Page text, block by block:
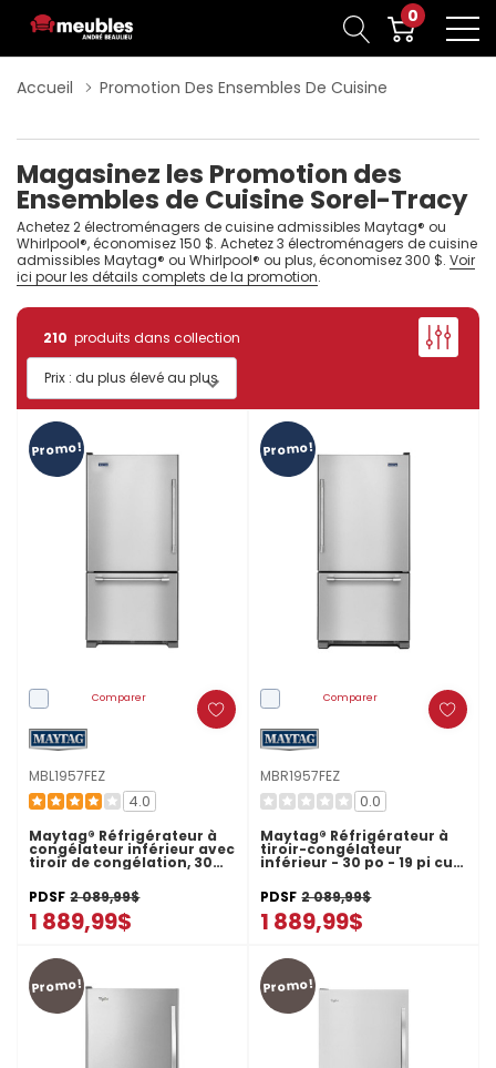
0
Accueil Promotion Des Ensembles De Cuisine
Magasinez les Promotion des
Ensembles de Cuisine Sorel-Tracy
Achetez 2 électroménagers de cuisine admissibles Maytag® ou
Whirlpool®, économisez 150 $. Achetez 3 électroménagers de cuisine
admissibles Maytag® ou Whirlpool® ou plus, économisez 300 $. Voir
ici pour les détails complets de la promotion.
210 produits dans collection
Promo!
Comparer
MBL1957FEZ
4.0
Maytag® Réfrigérateur à
congélateur inférieur avec
tiroir de congélation, 30
po MBL1957FEZ
PDSF 2 089,99$
1 889,99$
Promo!
Comparer
MBR1957FEZ
0.0
Maytag® Réfrigérateur à
tiroir-congélateur
inférieur - 30 po - 19 pi cu
PDSF 2 089,99$
1 889,99$
Promo! Promo!